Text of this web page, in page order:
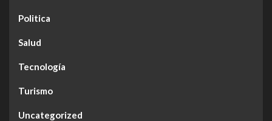
Politica
Salud
Tecnología
Turismo
Uncategorized